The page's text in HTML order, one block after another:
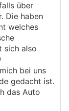
über
Die haben
welches
sich also
bei uns
gedacht ist.
das Auto